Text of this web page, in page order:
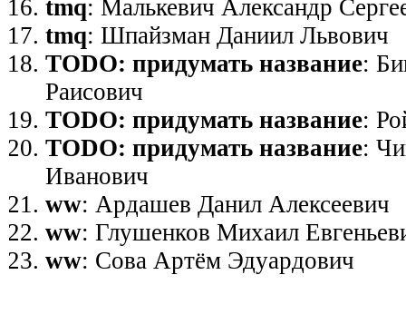
tmq: Малькевич Александр
tmq: Шпайзман Даниил Львович
TODO: придумать название:
Раисович
TODO: придумать название:
TODO: придумать название:
Иванович
ww: Ардашев Данил Алексеевич
ww: Глушенков Михаил
ww: Сова Артём Эдуардович